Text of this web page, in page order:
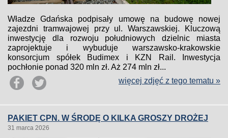
Władze Gdańska podpisały umowę na budowę nowej
zajezdni tramwajowej przy ul. Warszawskiej. Kluczową
inwestycję dla rozwoju południowych dzielnic miasta
zaprojektuje i wybuduje warszawsko-krakowskie
konsorcjum spółek Budimex i KZN Rail. Inwestycja
pochłonie ponad 320 mln zł. Aż 274 mln zł...
więcej zdjęć z tego tematu »
PAKIET CPN. W ŚRODĘ O KILKA GROSZY DROŻEJ
31 marca 2026